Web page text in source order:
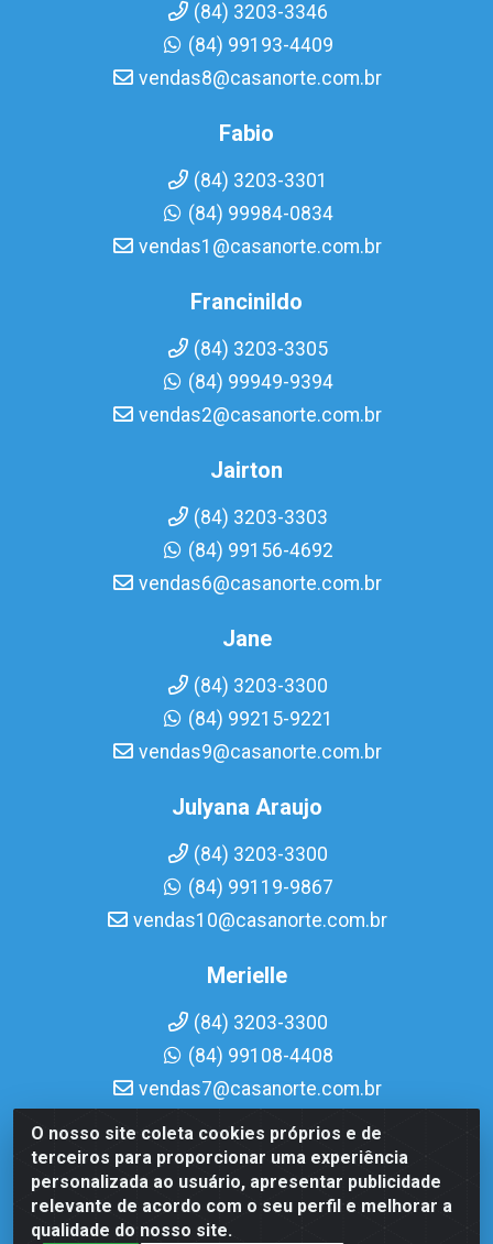
O nosso site coleta cookies próprios e de
terceiros para proporcionar uma experiência
personalizada ao usuário, apresentar publicidade
relevante de acordo com o seu perfil e melhorar a
qualidade do nosso site.
(84) 3203-3346
(84) 99193-4409
vendas8@casanorte.com.br
Fabio
(84) 3203-3301
(84) 99984-0834
vendas1@casanorte.com.br
Francinildo
(84) 3203-3305
(84) 99949-9394
vendas2@casanorte.com.br
Jairton
(84) 3203-3303
(84) 99156-4692
vendas6@casanorte.com.br
Jane
(84) 3203-3300
(84) 99215-9221
vendas9@casanorte.com.br
Julyana Araujo
(84) 3203-3300
(84) 99119-9867
vendas10@casanorte.com.br
Merielle
(84) 3203-3300
(84) 99108-4408
vendas7@casanorte.com.br
Casa Norte LTDA - Av. Interventor Mário Câmara, 1815 -
Dix-Sept Rosado, Natal/RN - CEP 59054-600 - CNPJ
08.713.513/0001-51